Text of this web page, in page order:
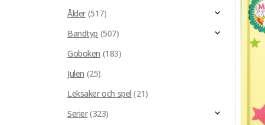
Ålder (517)
Bandtyp (507)
Goboken (183)
Julen (25)
Leksaker och spel (21)
Serier(323)